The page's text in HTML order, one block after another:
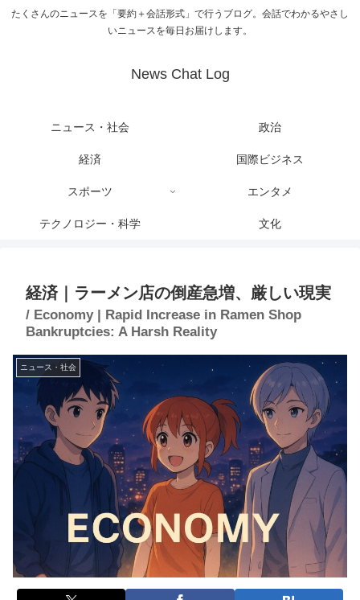
たくさんのニュースを「要約＋会話形式」で行うブログ。会話でわかるやさし
いニュースを毎日お届けします。
News Chat Log
ニュース・社会 政治
経済 国際ビジネス
スポーツ エンタメ
テクノロジー・科学 文化
経済｜ラーメン店の倒産急増、厳しい現実
/ Economy | Rapid Increase in Ramen Shop
Bankruptcies: A Harsh Reality
ニュース・社会